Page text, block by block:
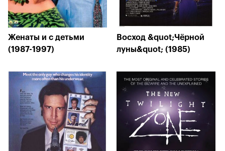
Женаты и с детьми
(1987-1997)
Восход &quot;Чёрной
луны&quot; (1985)